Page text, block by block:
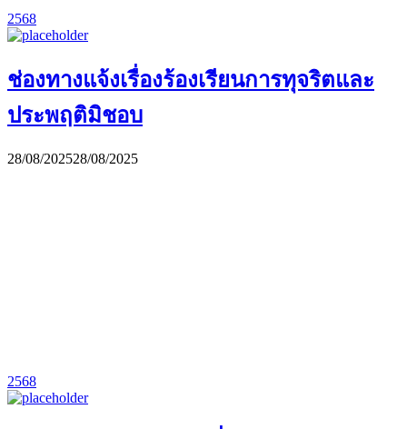
2568
ช่องทางแจ้งเรื่องร้องเรียนการทุจริตและ
ประพฤติมิชอบ
28/08/202528/08/2025
2568